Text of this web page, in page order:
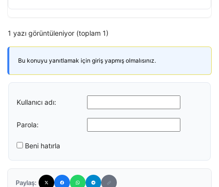
1 yazı görüntüleniyor (toplam 1)
Bu konuyu yanıtlamak için giriş yapmış olmalısınız.
Kullanıcı adı:
Parola:
Beni hatırla
Paylaş: